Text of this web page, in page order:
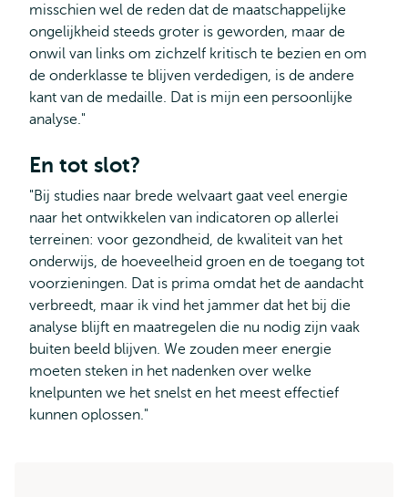
misschien wel de reden dat de maatschappelijke
ongelijkheid steeds groter is geworden, maar de
onwil van links om zichzelf kritisch te bezien en om
de onderklasse te blijven verdedigen, is de andere
kant van de medaille. Dat is mijn een persoonlijke
analyse."
En tot slot?
"Bij studies naar brede welvaart gaat veel energie
naar het ontwikkelen van indicatoren op allerlei
terreinen: voor gezondheid, de kwaliteit van het
onderwijs, de hoeveelheid groen en de toegang tot
voorzieningen. Dat is prima omdat het de aandacht
verbreedt, maar ik vind het jammer dat het bij die
analyse blijft en maatregelen die nu nodig zijn vaak
buiten beeld blijven. We zouden meer energie
moeten steken in het nadenken over welke
knelpunten we het snelst en het meest effectief
kunnen oplossen."